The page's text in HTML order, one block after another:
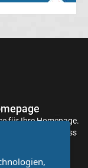
für Ihre Homepage.
Minuten, sodass
und schnelle